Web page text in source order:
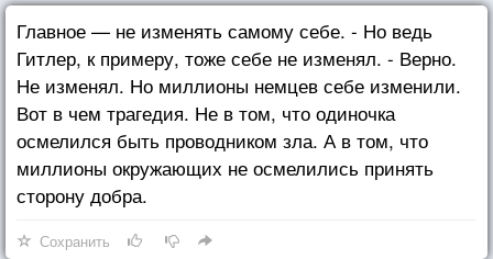
Главное — не изменять самому себе. - Но ведь
Гитлер, к примеру, тоже себе не изменял. - Верно.
Не изменял. Но миллионы немцев себе изменили.
Вот в чем трагедия. Не в том, что одиночка
осмелился быть проводником зла. А в том, что
миллионы окружающих не осмелились принять
сторону добра.
Сохранить